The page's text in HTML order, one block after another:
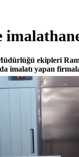
ekipleri
imalatı yapan